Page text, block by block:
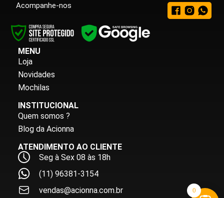
Acompanhe-nos
MENU
Loja
Novidades
Mochilas
INSTITUCIONAL
Quem somos ?
Blog da Acionna
ATENDIMENTO AO CLIENTE
Seg à Sex 08 às 18h
(11) 96381-3154
vendas@acionna.com.br
0